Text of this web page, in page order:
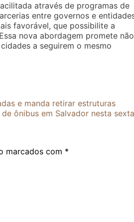
através de programas de
entre governos e
favorável, que possibilite a
nova abordagem promete não
a seguirem o mesmo
e manda retirar estruturas
ônibus em Salvador nesta sexta
marcados com *